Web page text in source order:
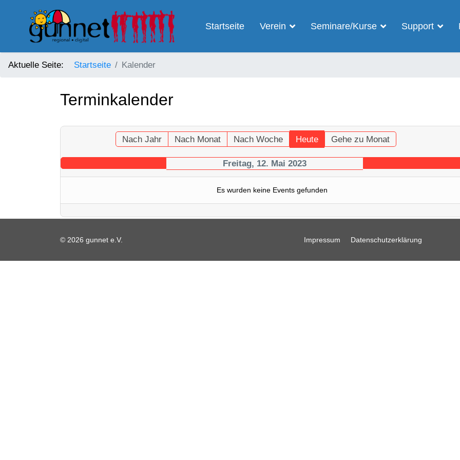
Startseite Verein Seminare/Kurse Support
Aktuelle Seite: Startseite Kalender
Terminkalender
Nach Jahr Nach Monat Nach Woche Heute Gehe zu Monat
Freitag, 12. Mai 2023
Es wurden keine Events gefunden
© 2026 gunnet e.V. Impressum Datenschutzerklärung